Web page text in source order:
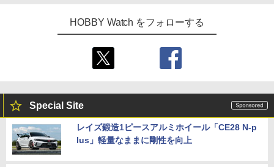
HOBBY Watch をフォローする
Special Site
レイズ鍛造1ピースアルミホイール「CE28 N-p
lus」軽量なままに剛性を向上